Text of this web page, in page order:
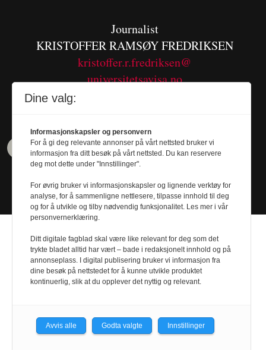
Journalist
KRISTOFFER RAMSØY FREDRIKSEN
kristoffer.r.fredriksen@
universitetsavisa.no
Design byNordström Design- Powered by
Dine valg:
Informasjonskapsler og personvern
For å gi deg relevante annonser på vårt nettsted bruker vi
informasjon fra ditt besøk på vårt nettsted. Du kan reservere
deg mot dette under "Innstillinger".
For øvrig bruker vi informasjonskapsler og lignende verktøy for
analyse, for å sammenligne nettlesere, tilpasse innhold til deg
og for å utvikle og tilby nødvendig funksjonalitet. Les mer i vår
personvernerklæring.
Ditt digitale fagblad skal være like relevant for deg som det
trykte bladet alltid har vært – bade i redaksjonelt innhold og på
annonseplass. I digital publisering bruker vi informasjon fra
dine besøk på nettstedet for å kunne utvikle produktet
kontinuerlig, slik at du opplever det nyttig og relevant.
Avvis alle Godta valgte Innstillinger